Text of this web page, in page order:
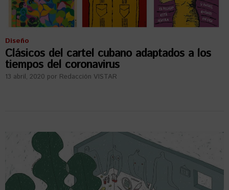
Diseño
Clásicos del cartel cubano adaptados a los
tiempos del coronavirus
13 abril, 2020 por Redacción VISTAR